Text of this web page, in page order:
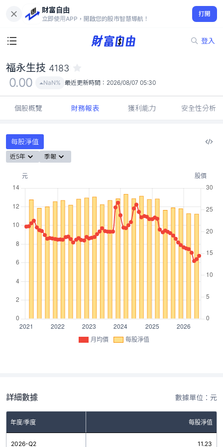
財富自由
立即使用APP，開啟您的股市智慧導航！
打開
登入
0.00
NaN%
福永生技 4183
0.00 NaN% 最近更新時間： 2026/08/07 05:30
個股概覽 財務報表 獲利能力 安全性分析
每股淨值
近5年 季報
月均價 每股淨值
詳細數據 數據單位：元
年度/季度 每股淨值
2026-Q2 11.23